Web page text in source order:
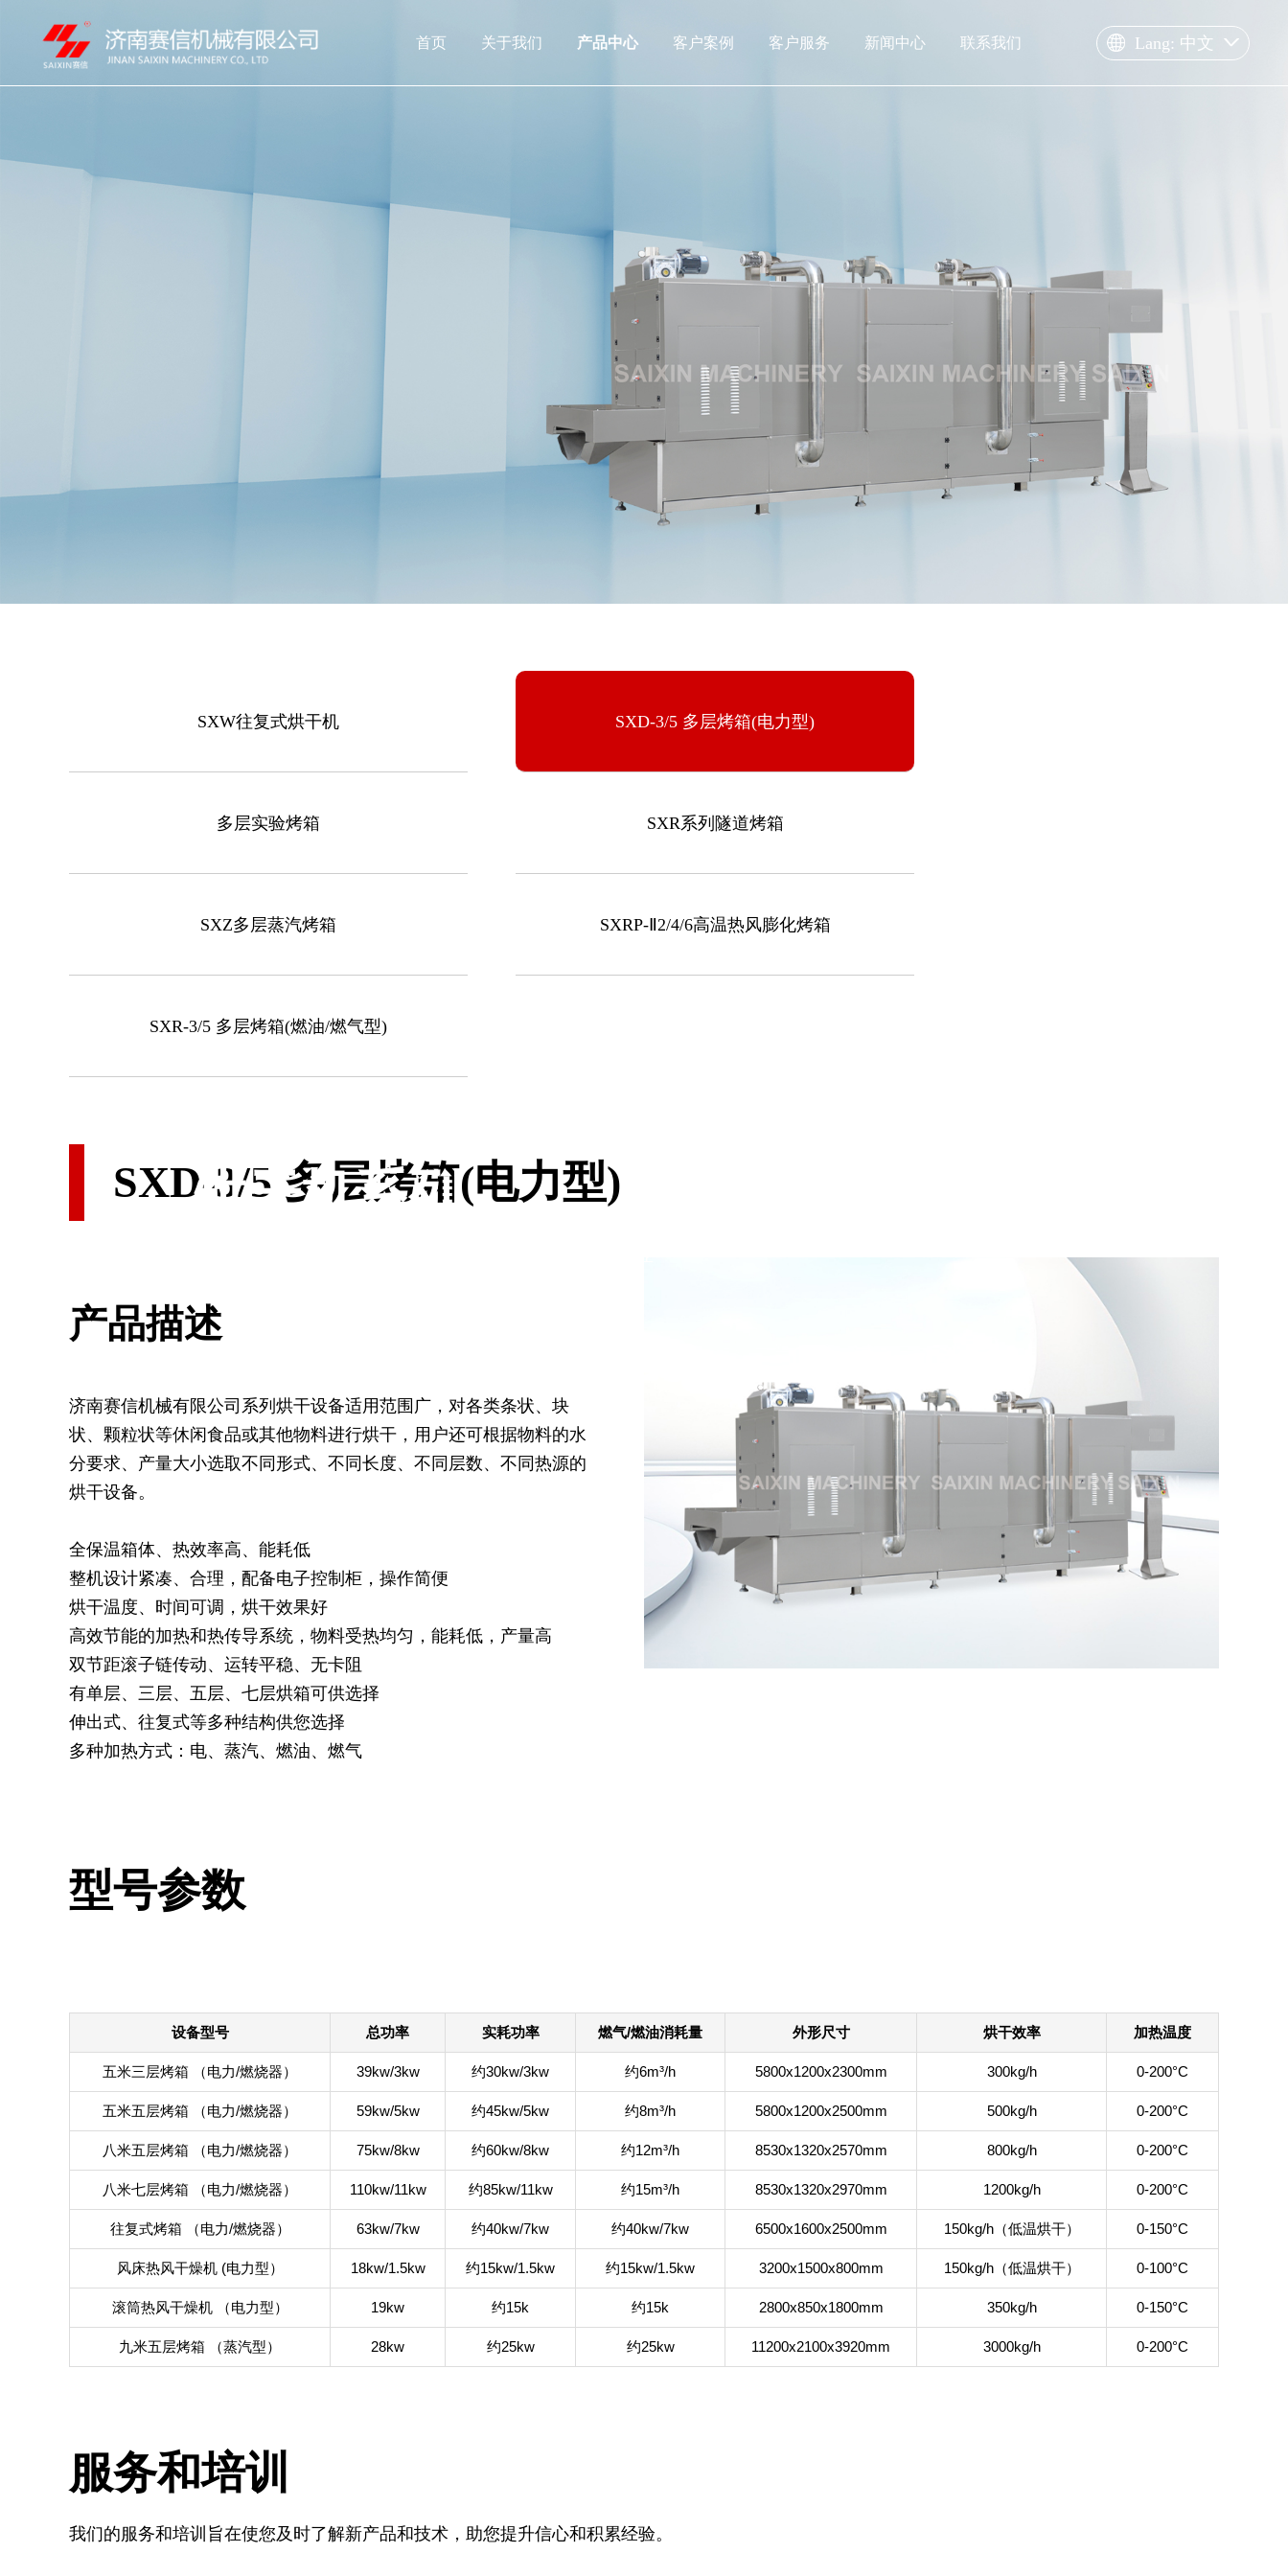
首页 关于我们 产品中心 客户案例 客户服务 新闻中心 联系我们 Lang: 中文
烘干机系列
SXW往复式烘干机 SXD-3/5 多层烤箱(电力型)
多层实验烤箱 SXR系列隧道烤箱
SXZ多层蒸汽烤箱 SXRP-Ⅱ2/4/6高温热风膨化烤箱
SXR-3/5 多层烤箱(燃油/燃气型)
SXD-3/5 多层烤箱(电力型)
产品描述
济南赛信机械有限公司系列烘干设备适用范围广，对各类条状、块
状、颗粒状等休闲食品或其他物料进行烘干，用户还可根据物料的水
分要求、产量大小选取不同形式、不同长度、不同层数、不同热源的
烘干设备。
全保温箱体、热效率高、能耗低
整机设计紧凑、合理，配备电子控制柜，操作简便
烘干温度、时间可调，烘干效果好
高效节能的加热和热传导系统，物料受热均匀，能耗低，产量高
双节距滚子链传动、运转平稳、无卡阻
有单层、三层、五层、七层烘箱可供选择
伸出式、往复式等多种结构供您选择
多种加热方式：电、蒸汽、燃油、燃气
型号参数
设备型号 总功率 实耗功率 燃气/燃油消耗量 外形尺寸 烘干效率 加热温度
五米三层烤箱 （电力/燃烧器） 39kw/3kw 约30kw/3kw 约6m³/h 5800x1200x2300mm 300kg/h 0-200°C
五米五层烤箱 （电力/燃烧器） 59kw/5kw 约45kw/5kw 约8m³/h 5800x1200x2500mm 500kg/h 0-200°C
八米五层烤箱 （电力/燃烧器） 75kw/8kw 约60kw/8kw 约12m³/h 8530x1320x2570mm 800kg/h 0-200°C
八米七层烤箱 （电力/燃烧器） 110kw/11kw 约85kw/11kw 约15m³/h 8530x1320x2970mm 1200kg/h 0-200°C
往复式烤箱 （电力/燃烧器） 63kw/7kw 约40kw/7kw 约40kw/7kw 6500x1600x2500mm 150kg/h（低温烘干） 0-150°C
风床热风干燥机 (电力型） 18kw/1.5kw 约15kw/1.5kw 约15kw/1.5kw 3200x1500x800mm 150kg/h（低温烘干） 0-100°C
滚筒热风干燥机 （电力型） 19kw 约15k 约15k 2800x850x1800mm 350kg/h 0-150°C
九米五层烤箱 （蒸汽型） 28kw 约25kw 约25kw 11200x2100x3920mm 3000kg/h 0-200°C
服务和培训
我们的服务和培训旨在使您及时了解新产品和技术，助您提升信心和积累经验。